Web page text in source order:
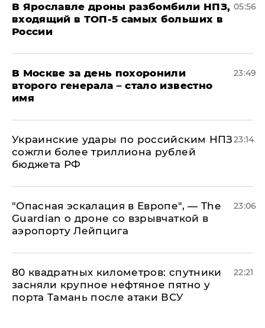
В Ярославле дроны разбомбили НПЗ,
входящий в ТОП-5 самых больших в
России
05:56
В Москве за день похоронили
второго генерала – стало известно
имя
23:49
Украинские удары по российским НПЗ
сожгли более триллиона рублей
бюджета РФ
23:14
"Опасная эскалация в Европе", — The
Guardian о дроне со взрывчаткой в
аэропорту Лейпцига
23:06
80 квадратных километров: спутники
засняли крупное нефтяное пятно у
порта Тамань после атаки ВСУ
22:21